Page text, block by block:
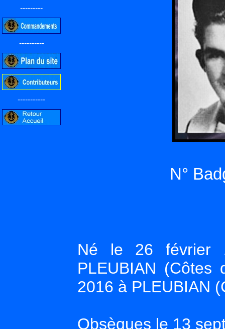
---------
----------
-----------
N°
Né le 26 février
PLEUBIAN
2016 à PLEUBIAN
Obsèques le 13